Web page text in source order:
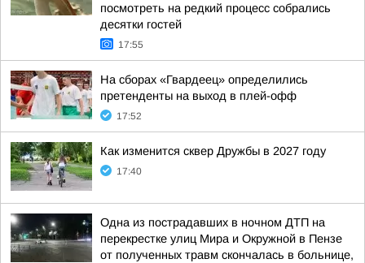
посмотреть на редкий процесс собрались
десятки гостей
17:55
На сборах «Гвардеец» определились
претенденты на выход в плей-офф
17:52
Как изменится сквер Дружбы в 2027 году
17:40
Одна из пострадавших в ночном ДТП на
перекрестке улиц Мира и Окружной в Пензе
от полученных травм скончалась в больнице,